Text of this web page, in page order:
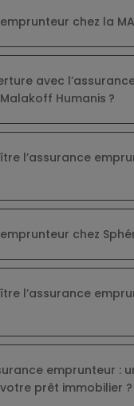
chez la
avec
Humanis ?
l’assurance
chez
l’assurance
emprunteur :
prêt immobilier ?